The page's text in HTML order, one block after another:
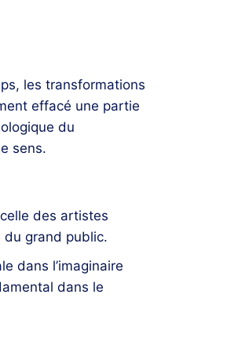
les transformations
effacé une partie
du
sens.
des artistes
du grand public.
dans l’imaginaire
dans le